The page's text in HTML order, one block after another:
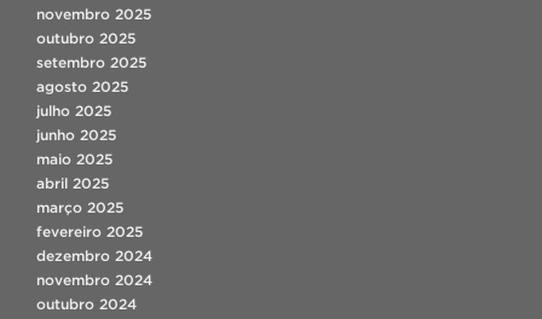
novembro 2025
outubro 2025
setembro 2025
agosto 2025
julho 2025
junho 2025
maio 2025
abril 2025
março 2025
fevereiro 2025
dezembro 2024
novembro 2024
outubro 2024